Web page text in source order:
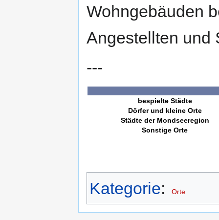
Wohngebäuden
Angestellten und
---
bespielte Städte
Dörfer und kleine Orte
Städte der Mondseeregion
Sonstige Orte
Kategorie: Orte